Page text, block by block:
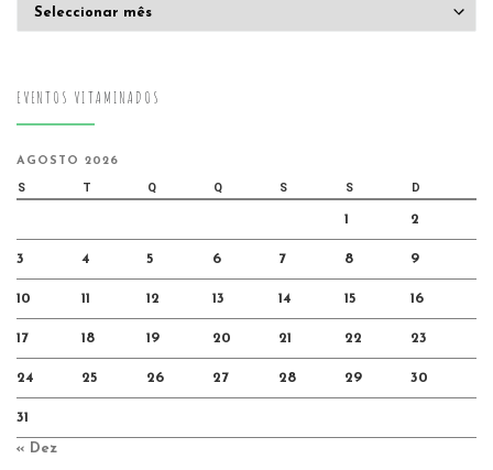
EVENTOS VITAMINADOS
AGOSTO 2026
S T Q Q S S D
1 2
3 4 5 6 7 8 9
10 11 12 13 14 15 16
17 18 19 20 21 22 23
24 25 26 27 28 29 30
31
« Dez